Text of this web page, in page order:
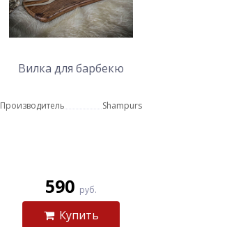
Вилка для барбекю
Производитель Shampurs
590 руб.
Купить